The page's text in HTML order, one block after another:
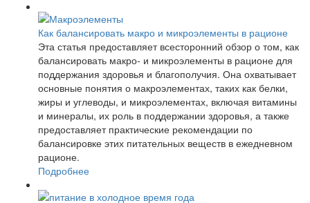
Как балансировать макро и микроэлементы в рационе
Эта статья предоставляет всесторонний обзор о том, как
балансировать макро- и микроэлементы в рационе для
поддержания здоровья и благополучия. Она охватывает
основные понятия о макроэлементах, таких как белки,
жиры и углеводы, и микроэлементах, включая витамины
и минералы, их роль в поддержании здоровья, а также
предоставляет практические рекомендации по
балансировке этих питательных веществ в ежедневном
рационе.
Подробнее